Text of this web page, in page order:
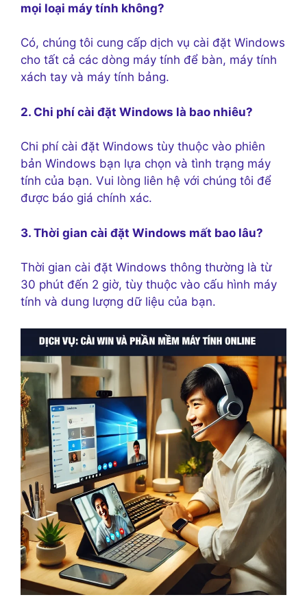
mọi loại máy tính không?
Có, chúng tôi cung cấp dịch vụ cài đặt Windows
cho tất cả các dòng máy tính để bàn, máy tính
xách tay và máy tính bảng.
2. Chi phí cài đặt Windows là bao nhiêu?
Chi phí cài đặt Windows tùy thuộc vào phiên
bản Windows bạn lựa chọn và tình trạng máy
tính của bạn. Vui lòng liên hệ với chúng tôi để
được báo giá chính xác.
3. Thời gian cài đặt Windows mất bao lâu?
Thời gian cài đặt Windows thông thường là từ
30 phút đến 2 giờ, tùy thuộc vào cấu hình máy
tính và dung lượng dữ liệu của bạn.